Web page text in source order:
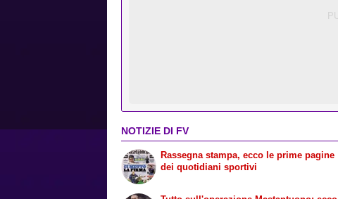
NOTIZIE DI FV
Rassegna stampa, ecco le prime pagine
dei quotidiani sportivi